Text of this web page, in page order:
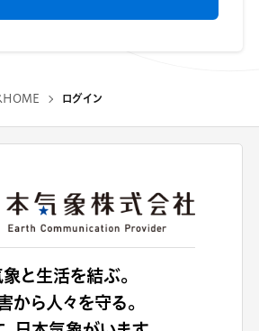
HOME ログイン
と生活を結ぶ。
から人々を守る。